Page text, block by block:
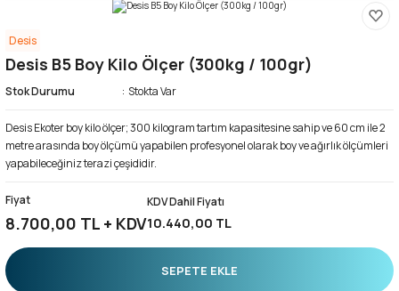
Desis
Desis B5 Boy Kilo Ölçer (300kg / 100gr)
Stok Durumu Stokta Var
Desis Ekoter boy kilo ölçer; 300 kilogram tartım kapasitesine sahip ve 60 cm ile 2
metre arasında boy ölçümü yapabilen profesyonel olarak boy ve ağırlık ölçümleri
yapabileceğiniz terazi çeşididir.
Fiyat
8.700,00 TL + KDV
KDV Dahil Fiyatı
10.440,00 TL
SEPETE EKLE